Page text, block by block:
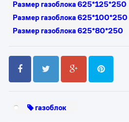
Размер газоблока 625*125*250
Размер газоблока 625*100*250
Размер газоблока 625*80*250
газоблок